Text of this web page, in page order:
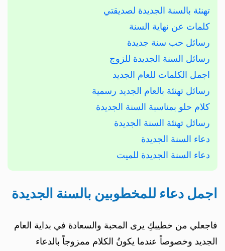
تهنئة بالسنة الجديدة لصديقتي
كلمات عن نهاية السنة
رسائل حب سنة جديدة
رسائل السنة الجديدة للزوج
اجمل الكلمات للعام الجديد
رسائل تهنئة بالعام الجديد رسمية
كلام حلو بمناسبة السنة الجديدة
رسائل تهنئة السنة الجديدة
دعاء السنة الجديدة
دعاء السنة الجديدة للميت
اجمل دعاء للمخطوبين بالسنة الجديدة
فاجعلي من خطيبكِ يرى المحبة والسعادة في بداية العام
الجديد وخصوصاً عندما يكونُ الكلام ممزوجاً بالدعاء